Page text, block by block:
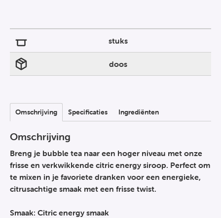
stuks
doos
Omschrijving Specificaties Ingrediënten
Omschrijving
Breng je bubble tea naar een hoger niveau met onze
frisse en verkwikkende citric energy siroop. Perfect om
te mixen in je favoriete dranken voor een energieke,
citrusachtige smaak met een frisse twist.
Smaak: Citric energy smaak